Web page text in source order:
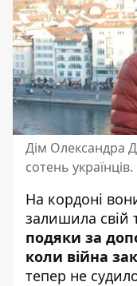
Дім Олександра
сотень українців.
На кордоні
залишила свій
подяки за
коли війна
тепер не